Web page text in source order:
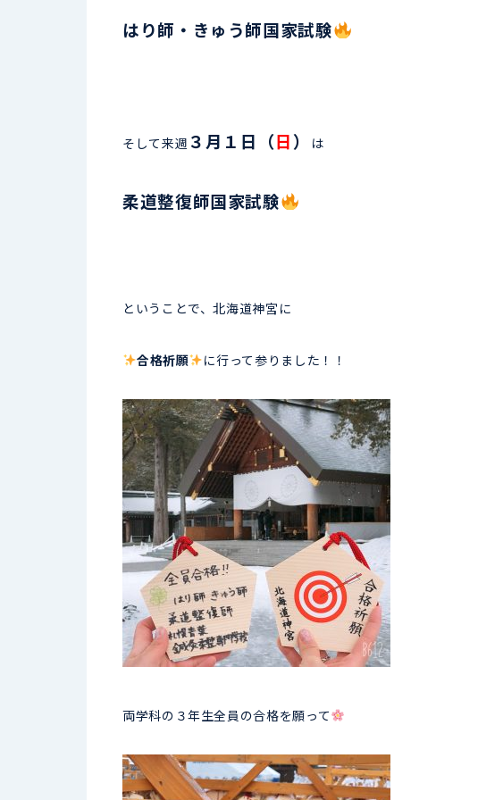
はり師・きゅう師国家試験
そして来週 ３月１日（日） は
柔道整復師国家試験
ということで、北海道神宮に
合格祈願 に行って参りました！！
両学科の３年生全員の合格を願って